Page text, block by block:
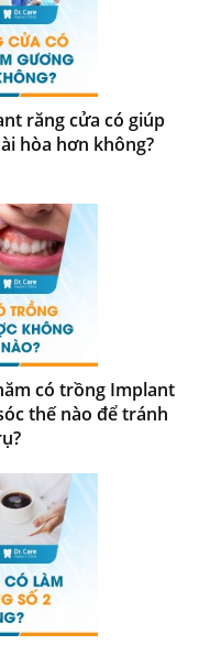
răng cửa có giúp
hòa hơn không?
có trồng Implant
thế nào để tránh